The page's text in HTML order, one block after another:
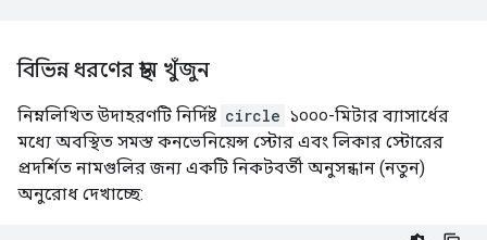
বিভিন্ন ধরণের স্থান খুঁজুন
নিম্নলিখিত উদাহরণটি নির্দিষ্ট circle ১০০০-মিটার ব্যাসার্ধের
মধ্যে অবস্থিত সমস্ত কনভেনিয়েন্স স্টোর এবং লিকার স্টোরের
প্রদর্শিত নামগুলির জন্য একটি নিকটবর্তী অনুসন্ধান (নতুন)
অনুরোধ দেখাচ্ছে: